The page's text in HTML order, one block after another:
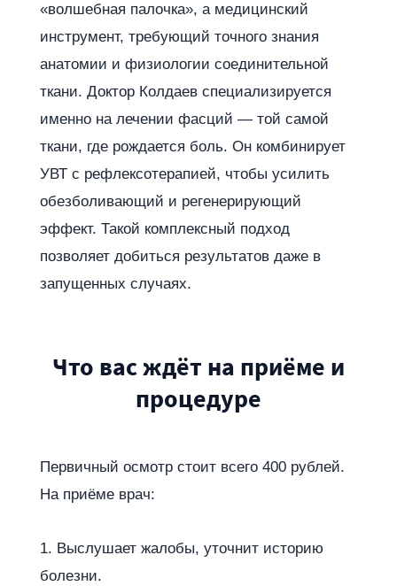
«волшебная палочка», а медицинский
инструмент, требующий точного знания
анатомии и физиологии соединительной
ткани. Доктор Колдаев специализируется
именно на лечении фасций — той самой
ткани, где рождается боль. Он комбинирует
УВТ с рефлексотерапией, чтобы усилить
обезболивающий и регенерирующий
эффект. Такой комплексный подход
позволяет добиться результатов даже в
запущенных случаях.
Что вас ждёт на приёме и
процедуре
Первичный осмотр стоит всего 400 рублей.
На приёме врач:
Выслушает жалобы, уточнит историю
болезни.